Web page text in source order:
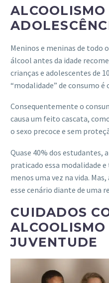
Meninos e meninas de todo
álcool antes da idade
crianças e adolescentes de
“modalidade” de consumo é
Consequentemente o
causa um feito cascata,
o sexo precoce e sem
Quase 40% dos estudantes,
praticado essa modalidade
menos uma vez na vida.
esse cenário diante de uma
CUIDADOS
JUVENTUDE